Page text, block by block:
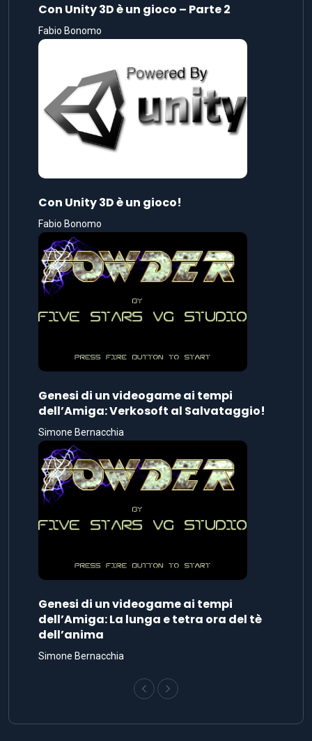
Con Unity 3D è un gioco – Parte 2
Fabio Bonomo
Con Unity 3D è un gioco!
Fabio Bonomo
Genesi di un videogame ai tempi
dell’Amiga: Verkosoft al Salvataggio!
Simone Bernacchia
Genesi di un videogame ai tempi
dell’Amiga: La lunga e tetra ora del tè
dell’anima
Simone Bernacchia